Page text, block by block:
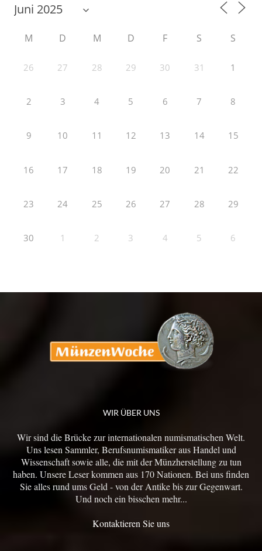
M D M D F S S
26 27 28 29 30 31 1
2 3 4 5 6 7 8
9 10 11 12 13 14 15
16 17 18 19 20 21 22
23 24 25 26 27 28 29
30 1 2 3 4 5 6
WIR ÜBER UNS
Wir sind die Brücke zur internationalen numismatischen Welt.
Uns lesen Sammler, Berufsnumismatiker aus Handel und
Wissenschaft sowie alle, die mit der Münzherstellung zu tun
haben. Unsere Leser kommen aus 170 Nationen. Bei uns finden
Sie alles rund ums Geld - von der Antike bis zur Gegenwart.
Und noch ein bisschen mehr...
Kontaktieren Sie uns